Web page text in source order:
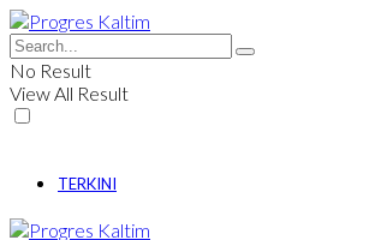
No Result
View All Result
TERKINI